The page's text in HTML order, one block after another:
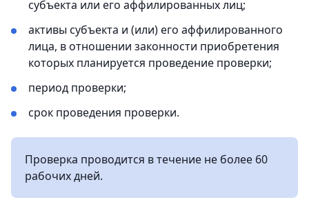
субъекта или его аффилированных лиц;
активы субъекта и (или) его аффилированного
лица, в отношении законности приобретения
которых планируется проведение проверки;
период проверки;
срок проведения проверки.
Проверка проводится в течение не более 60
рабочих дней.